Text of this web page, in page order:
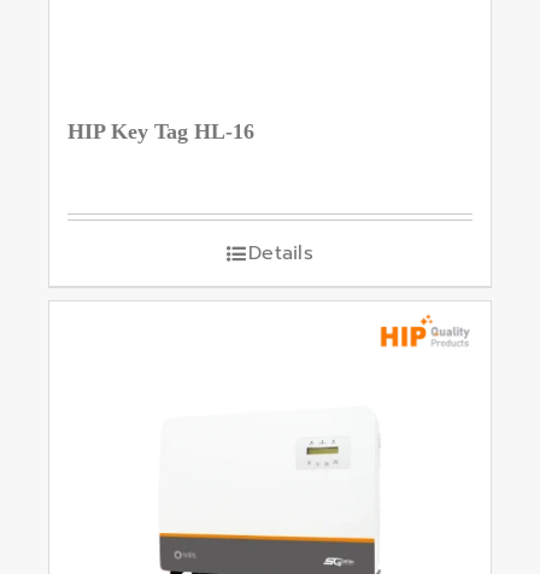
HIP Key Tag HL-16
Details